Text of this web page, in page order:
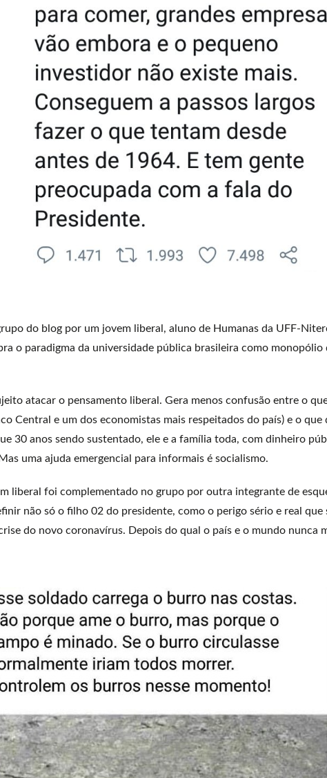
do blog por um jovem liberal, aluno de Humanas da UFF-
o paradigma da universidade pública brasileira como monopólio
atacar o pensamento liberal. Gera menos confusão entre o
Central e um dos economistas mais respeitados do país) e o
30 anos sendo sustentado, ele e a família toda, com dinheiro
uma ajuda emergencial para informais é socialismo.
liberal foi complementado no grupo por outra integrante de
não só o filho 02 do presidente, como o perigo sério e real que
do novo coronavírus. Depois do qual o país e o mundo nunca